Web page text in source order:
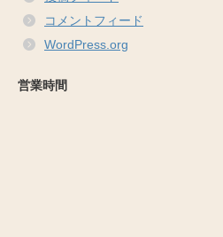
コメントフィード
WordPress.org
営業時間